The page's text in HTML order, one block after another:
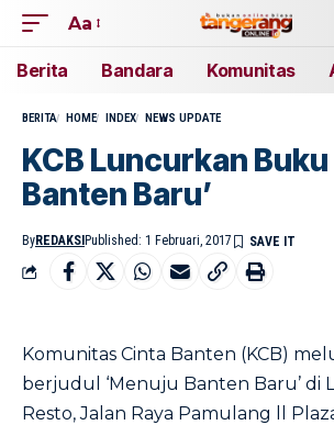
Aa
Berita Bandara Komunitas
BERITA HOME INDEX NEWS UPDATE
KCB Luncurkan Buku
Banten Baru’
ByREDAKSI Published: 1 Februari, 2017
Komunitas Cinta Banten (KCB)
berjudul ‘Menuju Banten Baru’ di
Resto, Jalan Raya Pamulang ll